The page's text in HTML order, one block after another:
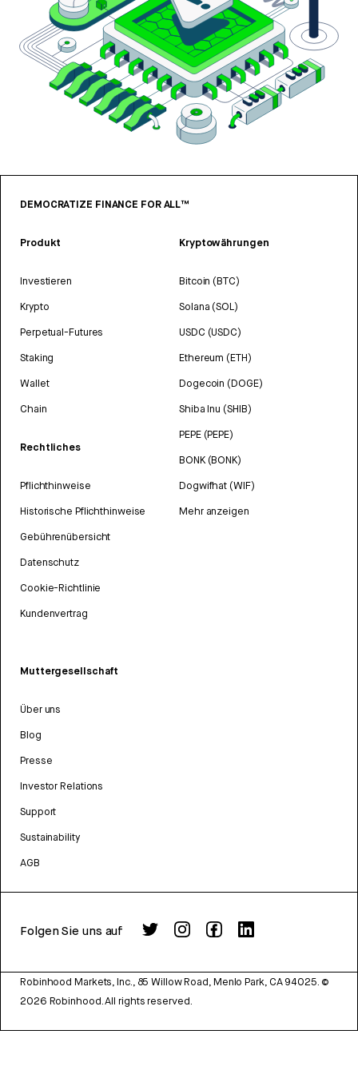
DEMOCRATIZE FINANCE FOR ALL™
Produkt
Investieren
Krypto
Perpetual-Futures
Staking
Wallet
Chain
Rechtliches
Pflichthinweise
Historische Pflichthinweise
Gebührenübersicht
Datenschutz
Cookie-Richtlinie
Kundenvertrag
Kryptowährungen
Bitcoin (BTC)
Solana (SOL)
USDC (USDC)
Ethereum (ETH)
Dogecoin (DOGE)
Shiba Inu (SHIB)
PEPE (PEPE)
BONK (BONK)
Dogwifhat (WIF)
Mehr anzeigen
Muttergesellschaft
Über uns
Blog
Presse
Investor Relations
Support
Sustainability
AGB
Folgen Sie uns auf
Robinhood Markets, Inc., 85 Willow Road, Menlo Park, CA 94025. ©
2026 Robinhood. All rights reserved.